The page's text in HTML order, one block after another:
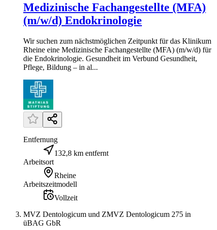
Medizinische Fachangestellte (MFA)
(m/w/d) Endokrinologie
Wir suchen zum nächstmöglichen Zeitpunkt für das Klinikum
Rheine eine Medizinische Fachangestellte (MFA) (m/w/d) für
die Endokrinologie. Gesundheit im Verbund Gesundheit,
Pflege, Bildung – in al...
Entfernung
132,8 km entfernt
Arbeitsort
Rheine
Arbeitszeitmodell
Vollzeit
MVZ Dentologicum und ZMVZ Dentologicum 275 in
üBAG GbR